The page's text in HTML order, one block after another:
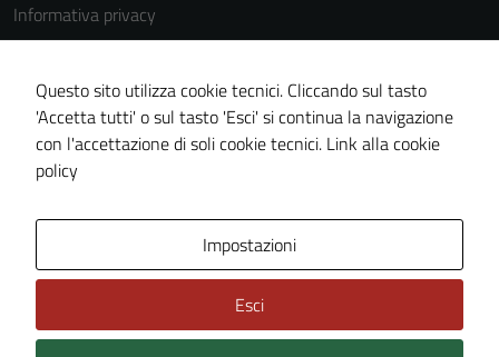
Informativa privacy
Cookie Policy
Note legali
Dichiarazione di accessibilità
Piano di miglioramento del sito
Questo sito utilizza cookie tecnici. Cliccando sul tasto
'Accetta tutti' o sul tasto 'Esci' si continua la navigazione
con l'accettazione di soli cookie tecnici. Link alla cookie
policy
Impostazioni
Esci